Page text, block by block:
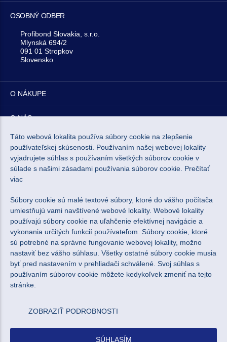
OSOBNÝ ODBER
Profibond Slovakia, s.r.o.
Mlynská 694/2
091 01 Stropkov
Slovensko
O NÁKUPE
O NÁS
NEWSLETTER
Súhlasím so spracovaním osobných údajov pre marketingové
účely.
Zásady ochrany osobných údajov .
Web dizajn: MARLOW DESIGN
Táto webová lokalita používa súbory cookie na zlepšenie
používateľskej skúsenosti. Používaním našej webovej lokality
vyjadrujete súhlas s používaním všetkých súborov cookie v
súlade s našimi zásadami používania súborov cookie. Prečítať
viac
Súbory cookie sú malé textové súbory, ktoré do vášho počítača
umiestňujú vami navštívené webové lokality. Webové lokality
používajú súbory cookie na uľahčenie efektívnej navigácie a
vykonania určitých funkcií používateľom. Súbory cookie, ktoré
sú potrebné na správne fungovanie webovej lokality, možno
nastaviť bez vášho súhlasu. Všetky ostatné súbory cookie musia
byť pred nastavením v prehliadači schválené. Svoj súhlas s
používaním súborov cookie môžete kedykoľvek zmeniť na tejto
stránke.
ZOBRAZIŤ PODROBNOSTI
SÚHLASÍM